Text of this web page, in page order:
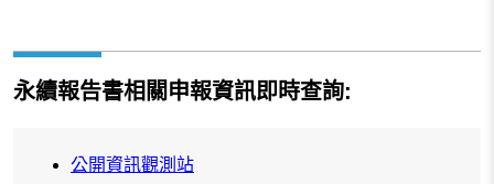
永續報告書相關申報資訊即時查詢:
公開資訊觀測站